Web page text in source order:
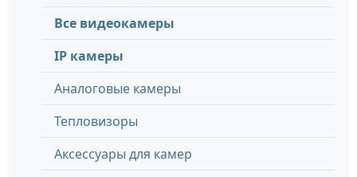
Все видеокамеры
IP камеры
Аналоговые камеры
Тепловизоры
Аксессуары для камер